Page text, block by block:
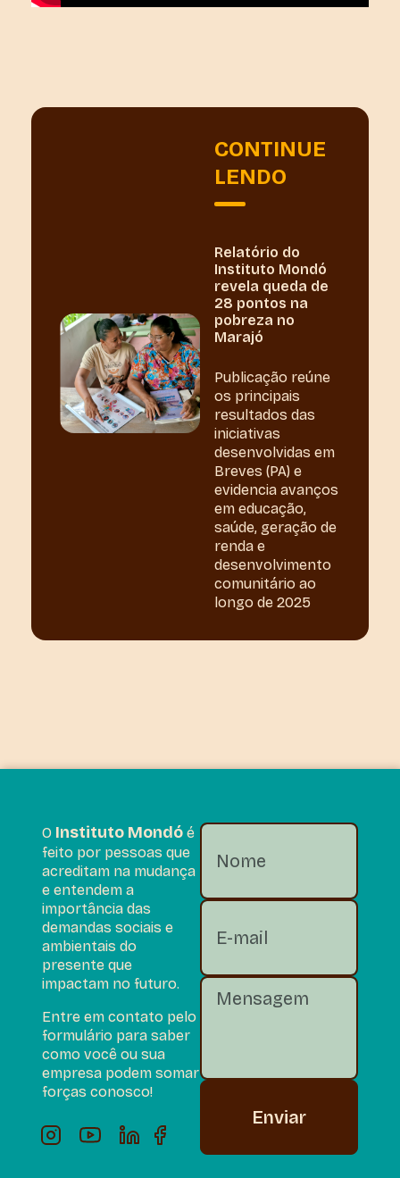
CONTINUE
LENDO
Relatório do
Instituto Mondó
revela queda de
28 pontos na
pobreza no
Marajó
Publicação reúne
os principais
resultados das
iniciativas
desenvolvidas em
Breves (PA) e
evidencia avanços
em educação,
saúde, geração de
renda e
desenvolvimento
comunitário ao
longo de 2025
O Instituto Mondó é
feito por pessoas que
acreditam na mudança
e entendem a
importância das
demandas sociais e
ambientais do
presente que
impactam no futuro.
Entre em contato pelo
formulário para saber
como você ou sua
empresa podem somar
forças conosco!
Enviar